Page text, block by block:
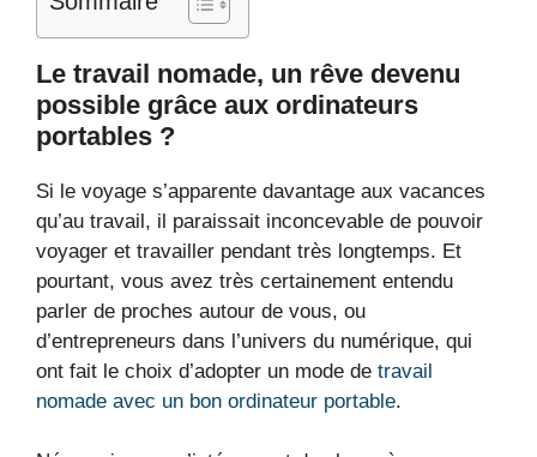
Le travail nomade, un rêve devenu
possible grâce aux ordinateurs
portables ?
Si le voyage s’apparente davantage aux vacances
qu’au travail, il paraissait inconcevable de pouvoir
voyager et travailler pendant très longtemps. Et
pourtant, vous avez très certainement entendu
parler de proches autour de vous, ou
d’entrepreneurs dans l’univers du numérique, qui
ont fait le choix d’adopter un mode de travail
nomade avec un bon ordinateur portable.